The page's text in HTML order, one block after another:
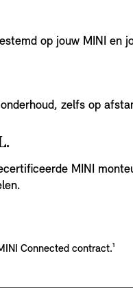
op jouw MINI en
zelfs op
MINI
Connected contract.¹